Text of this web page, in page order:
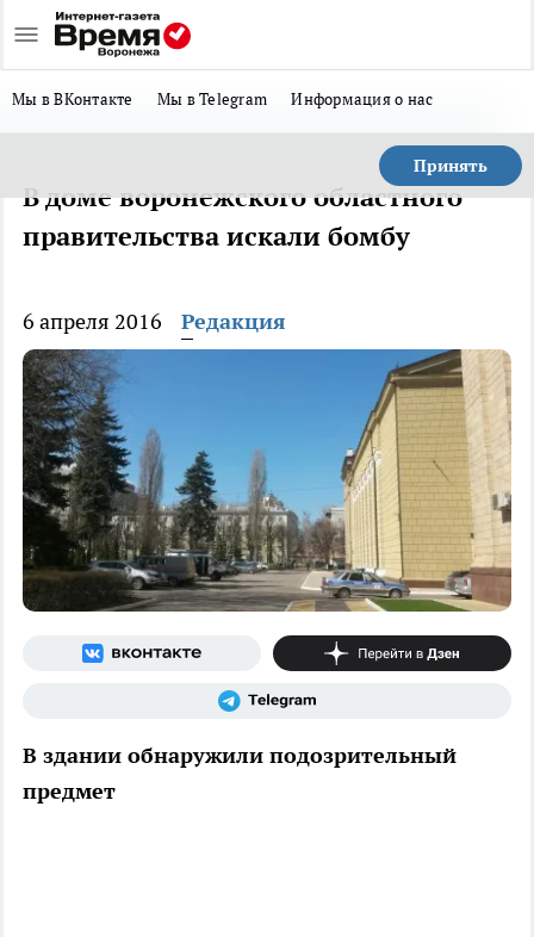
Мы в ВКонтакте Мы в Telegram Информация о нас
Принять
В доме воронежского областного
правительства искали бомбу
6 апреля 2016 Редакция
В здании обнаружили подозрительный
предмет